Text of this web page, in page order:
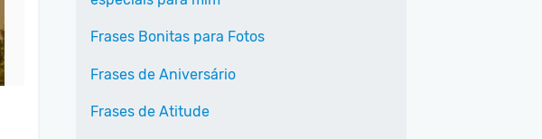
Frases Bonitas para Fotos
Frases de Aniversário
Frases de Atitude